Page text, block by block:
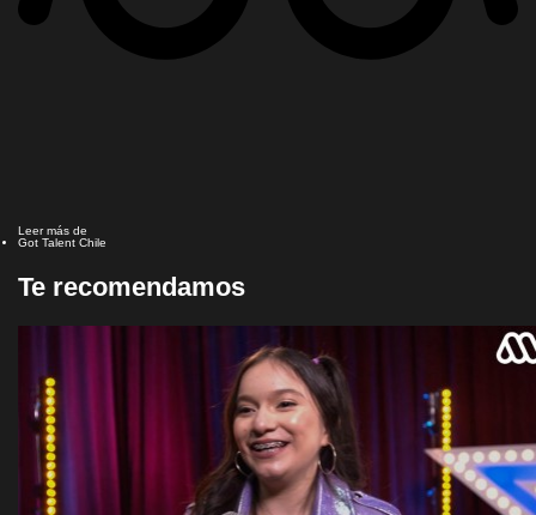
Leer más de
Got Talent Chile
Te recomendamos